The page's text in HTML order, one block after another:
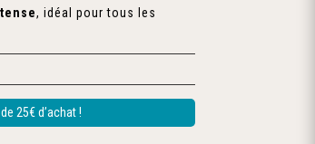
, idéal pour tous les
25€ d’achat !